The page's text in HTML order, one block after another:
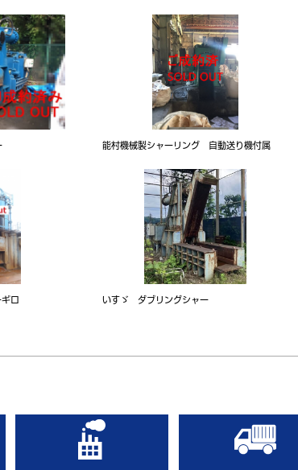
能村機械製シャーリング 自動送り機付属
ロ いすゞ ダブリングシャー